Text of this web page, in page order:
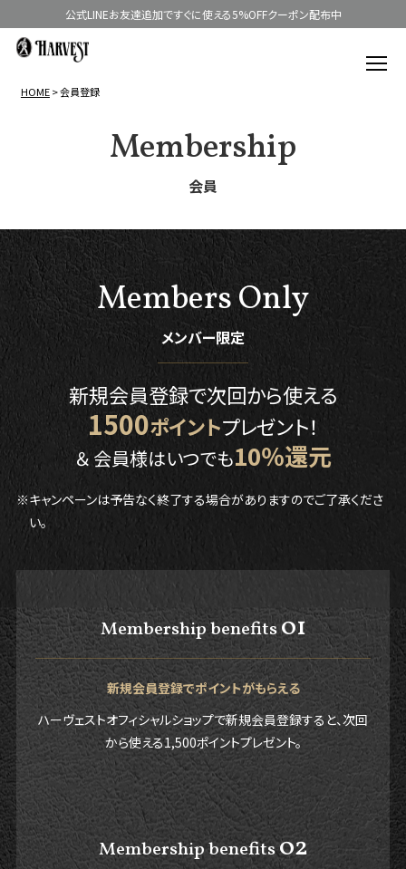
公式LINEお友達追加ですぐに使える5%OFFクーポン配布中
HOME 会員登録
Membership
会員
Members Only
メンバー限定
新規会員登録で次回から使える
1500ポイントプレゼント！
＆ 会員様はいつでも10％還元
※キャンペーンは予告なく終了する場合がありますのでご了承くださ
い。
Membership benefits01
新規会員登録でポイントがもらえる
ハーヴェストオフィシャルショップで新規会員登録すると、次回
から使える1,500ポイントプレゼント。
Membership benefits02